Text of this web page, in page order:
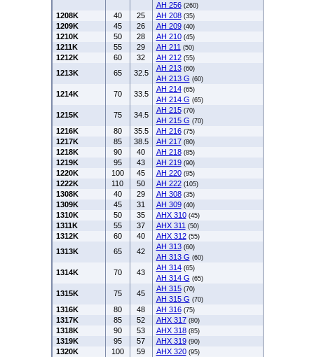
AH 256 (260)
1208K 40 25 AH 208 (35)
1209K 45 26 AH 209 (40)
1210K 50 28 AH 210 (45)
1211K 55 29 AH 211 (50)
1212K 60 32 AH 212 (55)
1213K 65 32.5
AH 213 (60)
AH 213 G (60)
1214K 70 33.5
AH 214 (65)
AH 214 G (65)
1215K 75 34.5
AH 215 (70)
AH 215 G (70)
1216K 80 35.5 AH 216 (75)
1217K 85 38.5 AH 217 (80)
1218K 90 40 AH 218 (85)
1219K 95 43 AH 219 (90)
1220K 100 45 AH 220 (95)
1222K 110 50 AH 222 (105)
1308K 40 29 AH 308 (35)
1309K 45 31 AH 309 (40)
1310K 50 35 AHX 310 (45)
1311K 55 37 AHX 311 (50)
1312K 60 40 AHX 312 (55)
1313K 65 42
AH 313 (60)
AH 313 G (60)
1314K 70 43
AH 314 (65)
AH 314 G (65)
1315K 75 45
AH 315 (70)
AH 315 G (70)
1316K 80 48 AH 316 (75)
1317K 85 52 AHX 317 (80)
1318K 90 53 AHX 318 (85)
1319K 95 57 AHX 319 (90)
1320K 100 59 AHX 320 (95)